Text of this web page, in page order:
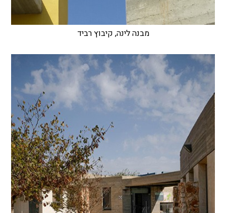
מבנה לינה, קיבוץ רביד